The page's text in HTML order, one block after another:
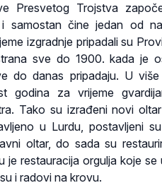
Presvetog Trojstva
samostan čine jedan od
izgradnje pripadali su
sve do 1900. kada je
do danas pripadaju. U
godina za vrijeme
Tako su izrađeni novi
u Lurdu, postavljeni
oltar, do sada su
je restauracija orgulja koje se
i radovi na krovu.